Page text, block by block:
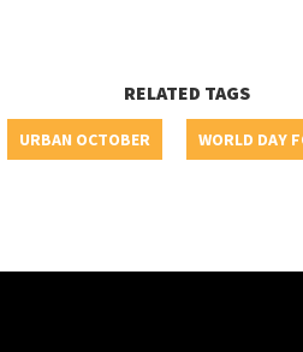
RELATED TAGS
URBAN OCTOBER WORLD DAY